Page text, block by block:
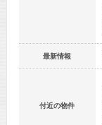
最新情報
付近の物件